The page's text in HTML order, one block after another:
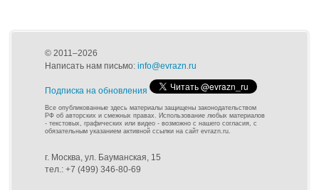
© 2011–2026
Написать нам письмо: info@evrazn.ru
Подписка на обновления
Все опубликованные здесь материалы защищены законодательством
РФ об авторских и смежных правах. Использование любых материалов
- текстовых, графических или видео - возможно с нашего согласия, с
обязательным указанием активной ссылки на сайт evrazn.ru.
г. Москва, ул. Бауманская, 15
тел.: +7 (499) 346-80-69